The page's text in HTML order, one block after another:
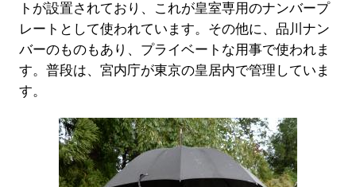
トが設置されており、これが皇室専用のナンバープ
レートとして使われています。その他に、品川ナン
バーのものもあり、プライベートな用事で使われま
す。普段は、宮内庁が東京の皇居内で管理していま
す。